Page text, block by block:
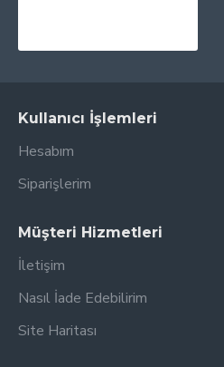
Kullanıcı İşlemleri
Hesabım
Siparişlerim
Müşteri Hizmetleri
İletişim
Nasıl İade Edebilirim
Site Haritası